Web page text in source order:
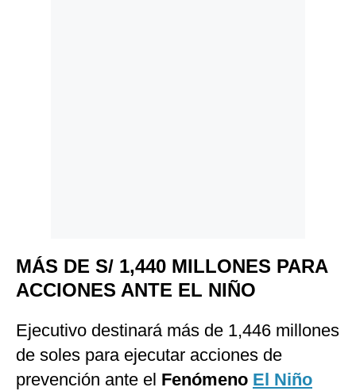
MÁS DE S/ 1,440 MILLONES PARA
ACCIONES ANTE EL NIÑO
Ejecutivo destinará más de 1,446 millones
de soles para ejecutar acciones de
prevención ante el Fenómeno El Niño